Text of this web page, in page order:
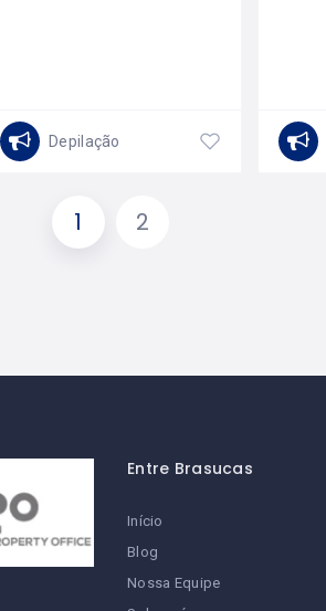
Depilação
1 2
Entre Brasucas
Início
Blog
Nossa Equipe